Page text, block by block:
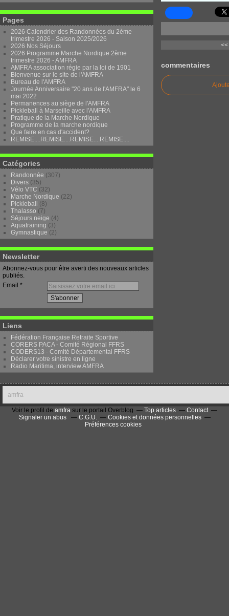
Pages
2026 Calendrier des Randonnées du 2ème
trimestre 2026 - Saison 2025/2026
2026 Nos Séjours
2026 Programme Marche Nordique 2ème
trimestre 2026 - AMFRA
AMFRA association régie par la loi de 1901
Bienvenue sur le site de l'AMFRA
Bureau de l'AMFRA
Journée Anniversaire "20 ans de l'AMFRA" le 6
mai 2022
Permanences au siège de l'AMFRA
Pickleball à Marseille avec l'AMFRA
Pratique de la Marche Nordique
Programme de la marche nordique
Que faire en cas d'accident?
REMISE....REMISE....REMISE....REMISE....
Catégories
Randonnée (307)
Divers (35)
Vélo VTC (32)
Marche Nordique (22)
Pickleball
(8)
Thalasso (7)
Séjours neige (4)
Aquatraining (3)
Gymnastique (2)
Newsletter
Abonnez-vous pour être averti des nouveaux articles
publiés.
Email
Liens
Fédération Française Retraite Sportive
CORERS PACA - Comité Régional FFRS
CODERS13 - Comité Départemental FFRS
Déclarer votre sinistre en ligne
Radio Maritima, interview AMFRA
commentaires
amfra
Voir le profil de amfra sur le portail Overblog Top articles
Contact
Signaler un abus
C.G.U.
Cookies et données personnelles
Préférences cookies